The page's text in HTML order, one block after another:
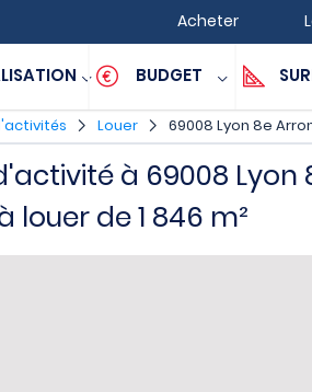
Acheter
BUDGET
Louer 69008 Lyon 8e
à 69008 Lyon
de 1 846 m²